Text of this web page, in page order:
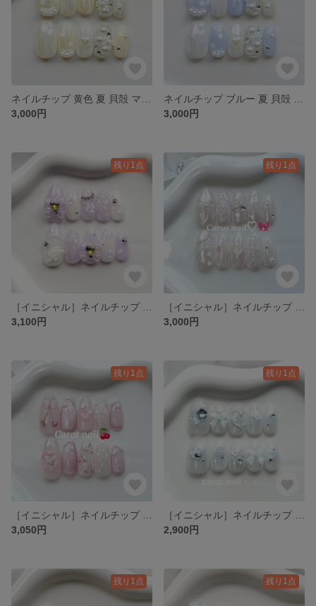
3,000円
3,000円
残り1点
3,100円
残り1点
3,000円
残り1点
3,050円
残り1点
2,900円
残り1点 残り1点